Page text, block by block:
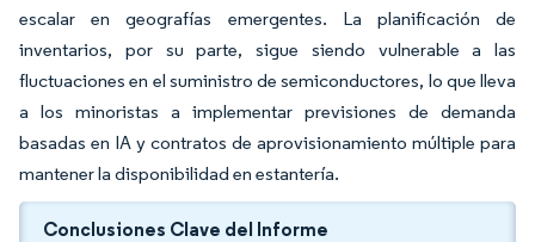
escalar en geografías emergentes. La planificación de
inventarios, por su parte, sigue siendo vulnerable a las
fluctuaciones en el suministro de semiconductores, lo que lleva
a los minoristas a implementar previsiones de demanda
basadas en IA y contratos de aprovisionamiento múltiple para
mantener la disponibilidad en estantería.
Conclusiones Clave del Informe